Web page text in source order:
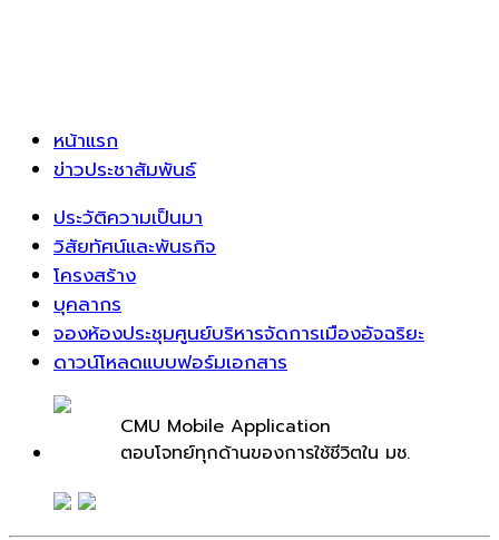
หน้าแรก
ข่าวประชาสัมพันธ์
ประวัติความเป็นมา
วิสัยทัศน์และพันธกิจ
โครงสร้าง
บุคลากร
จองห้องประชุมศูนย์บริหารจัดการเมืองอัจฉริยะ
ดาวน์โหลดแบบฟอร์มเอกสาร
CMU Mobile Application
ตอบโจทย์ทุกด้านของการใช้ชีวิตใน มช.